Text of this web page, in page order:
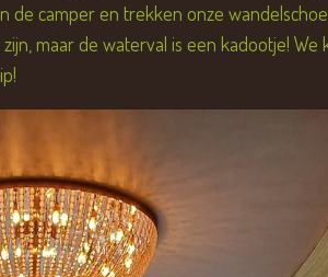
de camper en trekken onze
maar de waterval is een kadootje! We